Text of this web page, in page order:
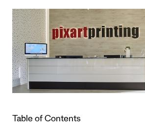
Table of Contents